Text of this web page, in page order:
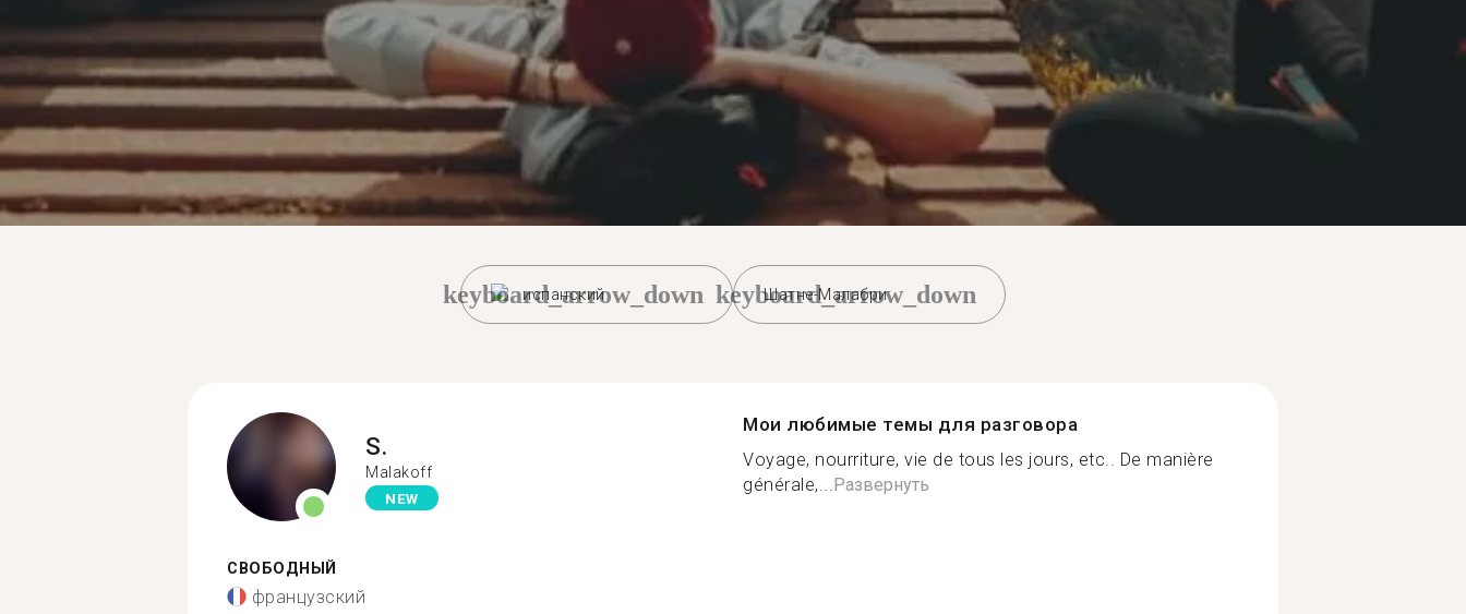
испанский
keyboard_arrow_down Шатне-Малабри
keyboard_arrow_down
S.
Malakoff
NEW
СВОБОДНЫЙ
французский
Мои любимые темы для разговора
Voyage, nourriture, vie de tous les jours, etc.. De manière
générale,...Развернуть